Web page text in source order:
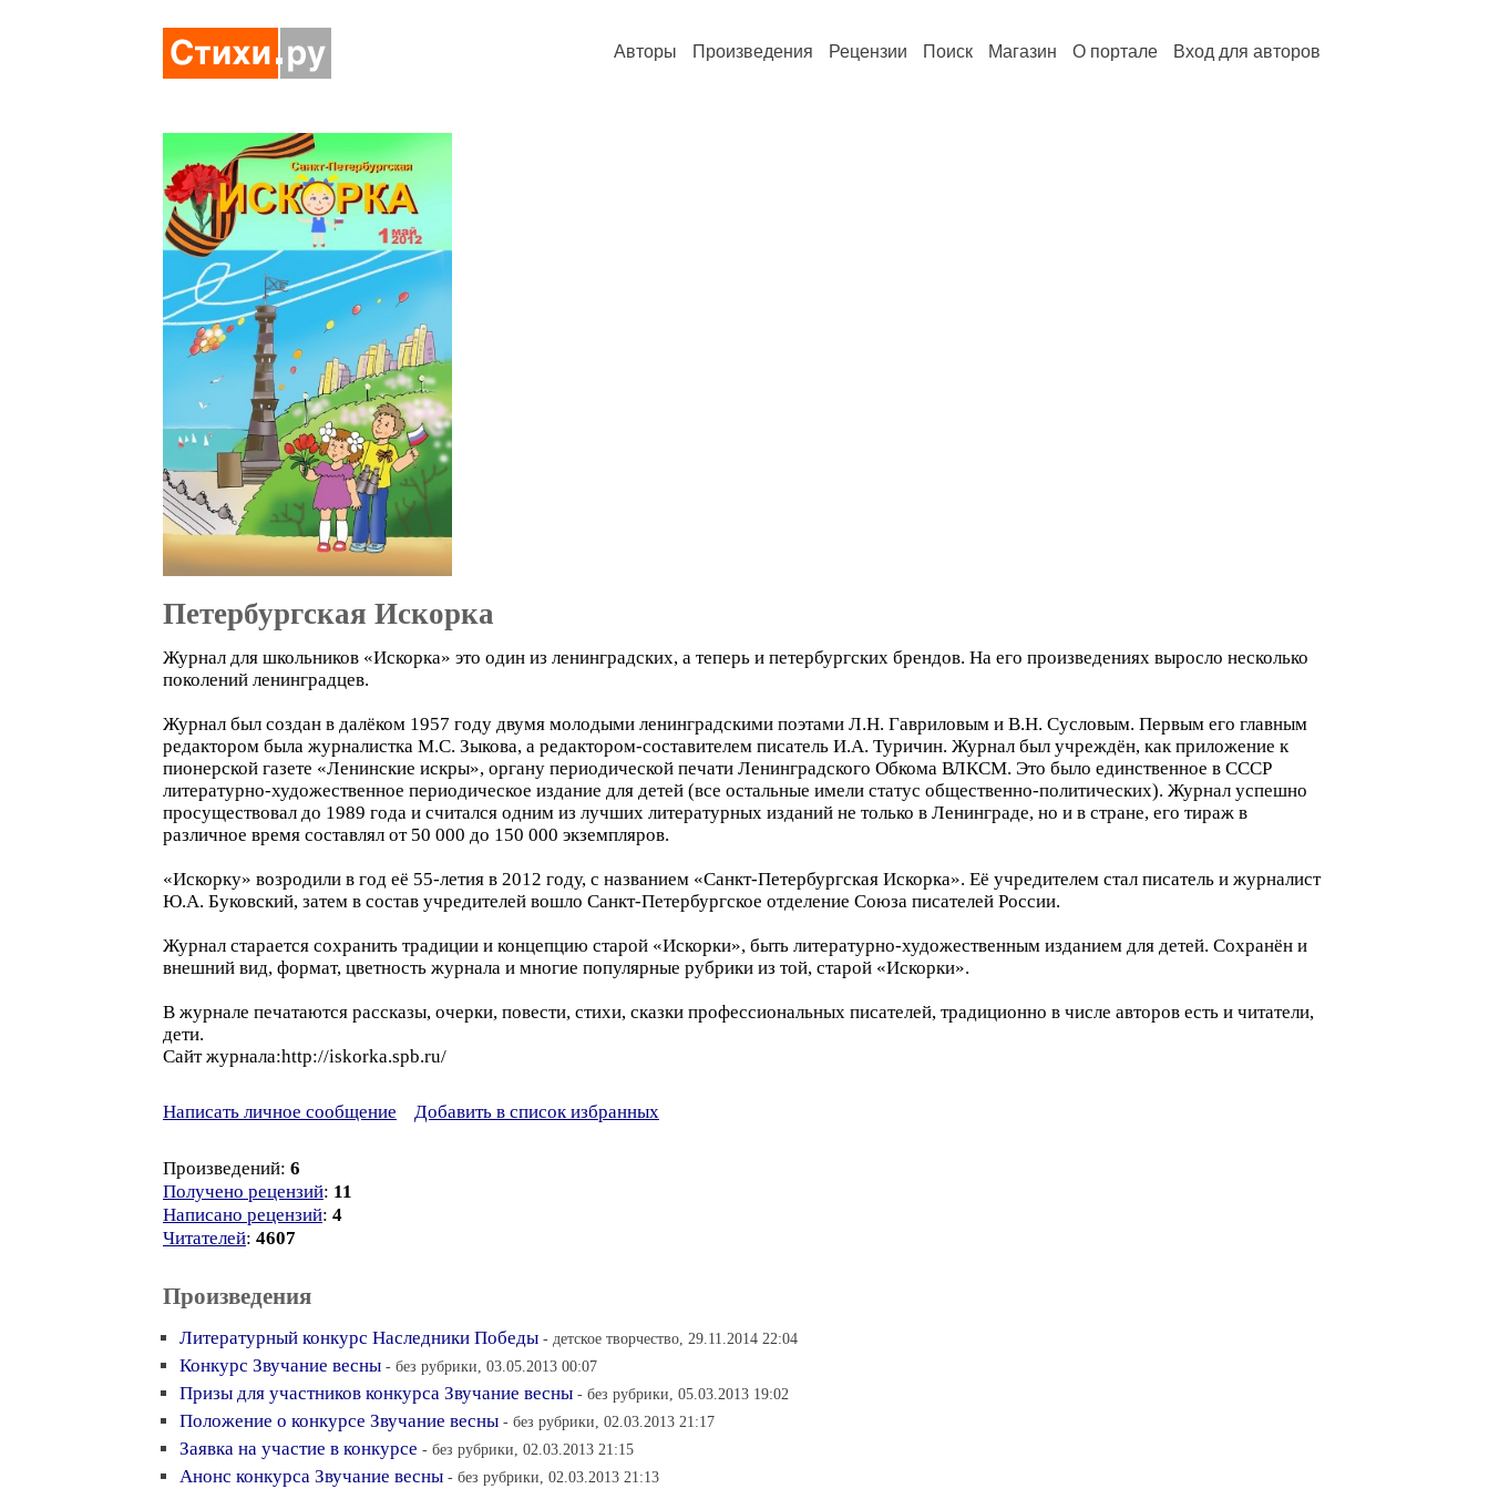
Авторы Произведения Рецензии Поиск Магазин О портале Вход для авторов
Петербургская Искорка
Журнал для школьников «Искорка» это один из ленинградских, а теперь и петербургских брендов. На его произведениях выросло несколько
поколений ленинградцев.
Журнал был создан в далёком 1957 году двумя молодыми ленинградскими поэтами Л.Н. Гавриловым и В.Н. Сусловым. Первым его главным
редактором была журналистка М.С. Зыкова, а редактором-составителем писатель И.А. Туричин. Журнал был учреждён, как приложение к
пионерской газете «Ленинские искры», органу периодической печати Ленинградского Обкома ВЛКСМ. Это было единственное в СССР
литературно-художественное периодическое издание для детей (все остальные имели статус общественно-политических). Журнал успешно
просуществовал до 1989 года и считался одним из лучших литературных изданий не только в Ленинграде, но и в стране, его тираж в
различное время составлял от 50 000 до 150 000 экземпляров.
«Искорку» возродили в год её 55-летия в 2012 году, с названием «Санкт-Петербургская Искорка». Её учредителем стал писатель и журналист
Ю.А. Буковский, затем в состав учредителей вошло Санкт-Петербургское отделение Союза писателей России.
Журнал старается сохранить традиции и концепцию старой «Искорки», быть литературно-художественным изданием для детей. Сохранён и
внешний вид, формат, цветность журнала и многие популярные рубрики из той, старой «Искорки».
В журнале печатаются рассказы, очерки, повести, стихи, сказки профессиональных писателей, традиционно в числе авторов есть и читатели,
дети.
Сайт журнала:http://iskorka.spb.ru/
Написать личное сообщение Добавить в список избранных
Произведений: 6
Получено рецензий: 11
Написано рецензий: 4
Читателей: 4607
Произведения
Литературный конкурс Наследники Победы - детское творчество, 29.11.2014 22:04
Конкурс Звучание весны - без рубрики, 03.05.2013 00:07
Призы для участников конкурса Звучание весны - без рубрики, 05.03.2013 19:02
Положение о конкурсе Звучание весны - без рубрики, 02.03.2013 21:17
Заявка на участие в конкурсе - без рубрики, 02.03.2013 21:15
Анонс конкурса Звучание весны - без рубрики, 02.03.2013 21:13